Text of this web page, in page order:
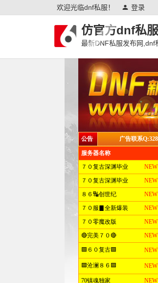
欢迎光临dnf私服！ 登录
仿官方dnf私服
最新DNF私服发布网,dnf